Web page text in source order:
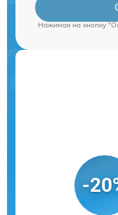
Нажимая на кнопку
-